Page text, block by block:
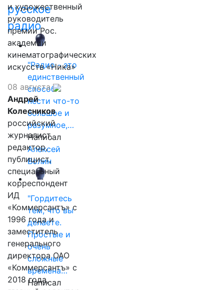
русское
радио
"Радио - это
единственный
способ
нести что-то
большое и
разумное,…
Написал
Алексей
Волин
"Гордитесь
тем, что вы
делаете.
Простые и
очень
сложные
времена…
Написал
и художественный
руководитель
премии Рос.
академии
кинематографических
искусств «Ника»
08 августа
Андрей
Колесников
российский
журналист,
редактор,
публицист,
специальный
корреспондент
ИД
«Коммерсантъ» с
1996 года и
заместитель
генерального
директора ОАО
«Коммерсантъ» с
2018 года,